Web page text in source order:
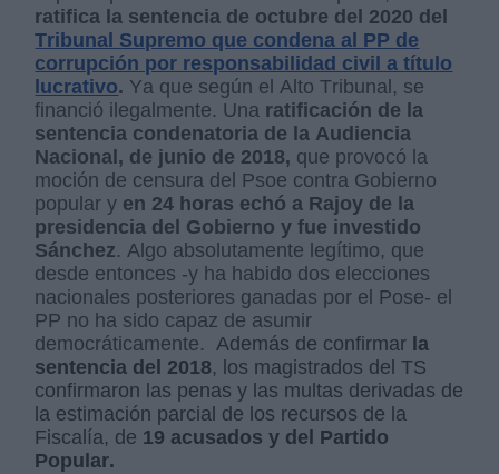
ratifica la sentencia de octubre del 2020 del
Tribunal Supremo que condena al PP de
corrupción por responsabilidad civil a título
lucrativo. Ya que según el Alto Tribunal, se
financió ilegalmente. Una ratificación de la
sentencia condenatoria de la Audiencia
Nacional, de junio de 2018, que provocó la
moción de censura del Psoe contra Gobierno
popular y en 24 horas echó a Rajoy de la
presidencia del Gobierno y fue investido
Sánchez. Algo absolutamente legítimo, que
desde entonces -y ha habido dos elecciones
nacionales posteriores ganadas por el Pose- el
PP no ha sido capaz de asumir
democráticamente. Además de confirmar la
sentencia del 2018, los magistrados del TS
confirmaron las penas y las multas derivadas de
la estimación parcial de los recursos de la
Fiscalía, de 19 acusados y del Partido
Popular.